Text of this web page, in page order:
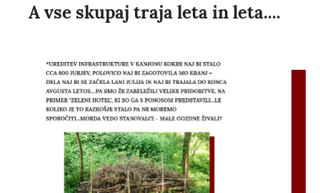
A vse skupaj traja leta in leta....